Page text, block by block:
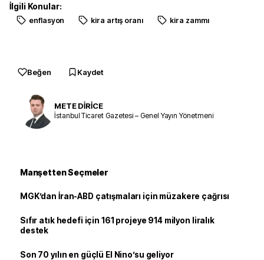
İlgili Konular:
enflasyon kira artış oranı kira zammı
Beğen Kaydet
METE DİRİCE
İstanbul Ticaret Gazetesi – Genel Yayın Yönetmeni
Manşetten Seçmeler
MGK’dan İran-ABD çatışmaları için müzakere çağrısı
Sıfır atık hedefi için 161 projeye 914 milyon liralık
destek
Son 70 yılın en güçlü El Nino’su geliyor